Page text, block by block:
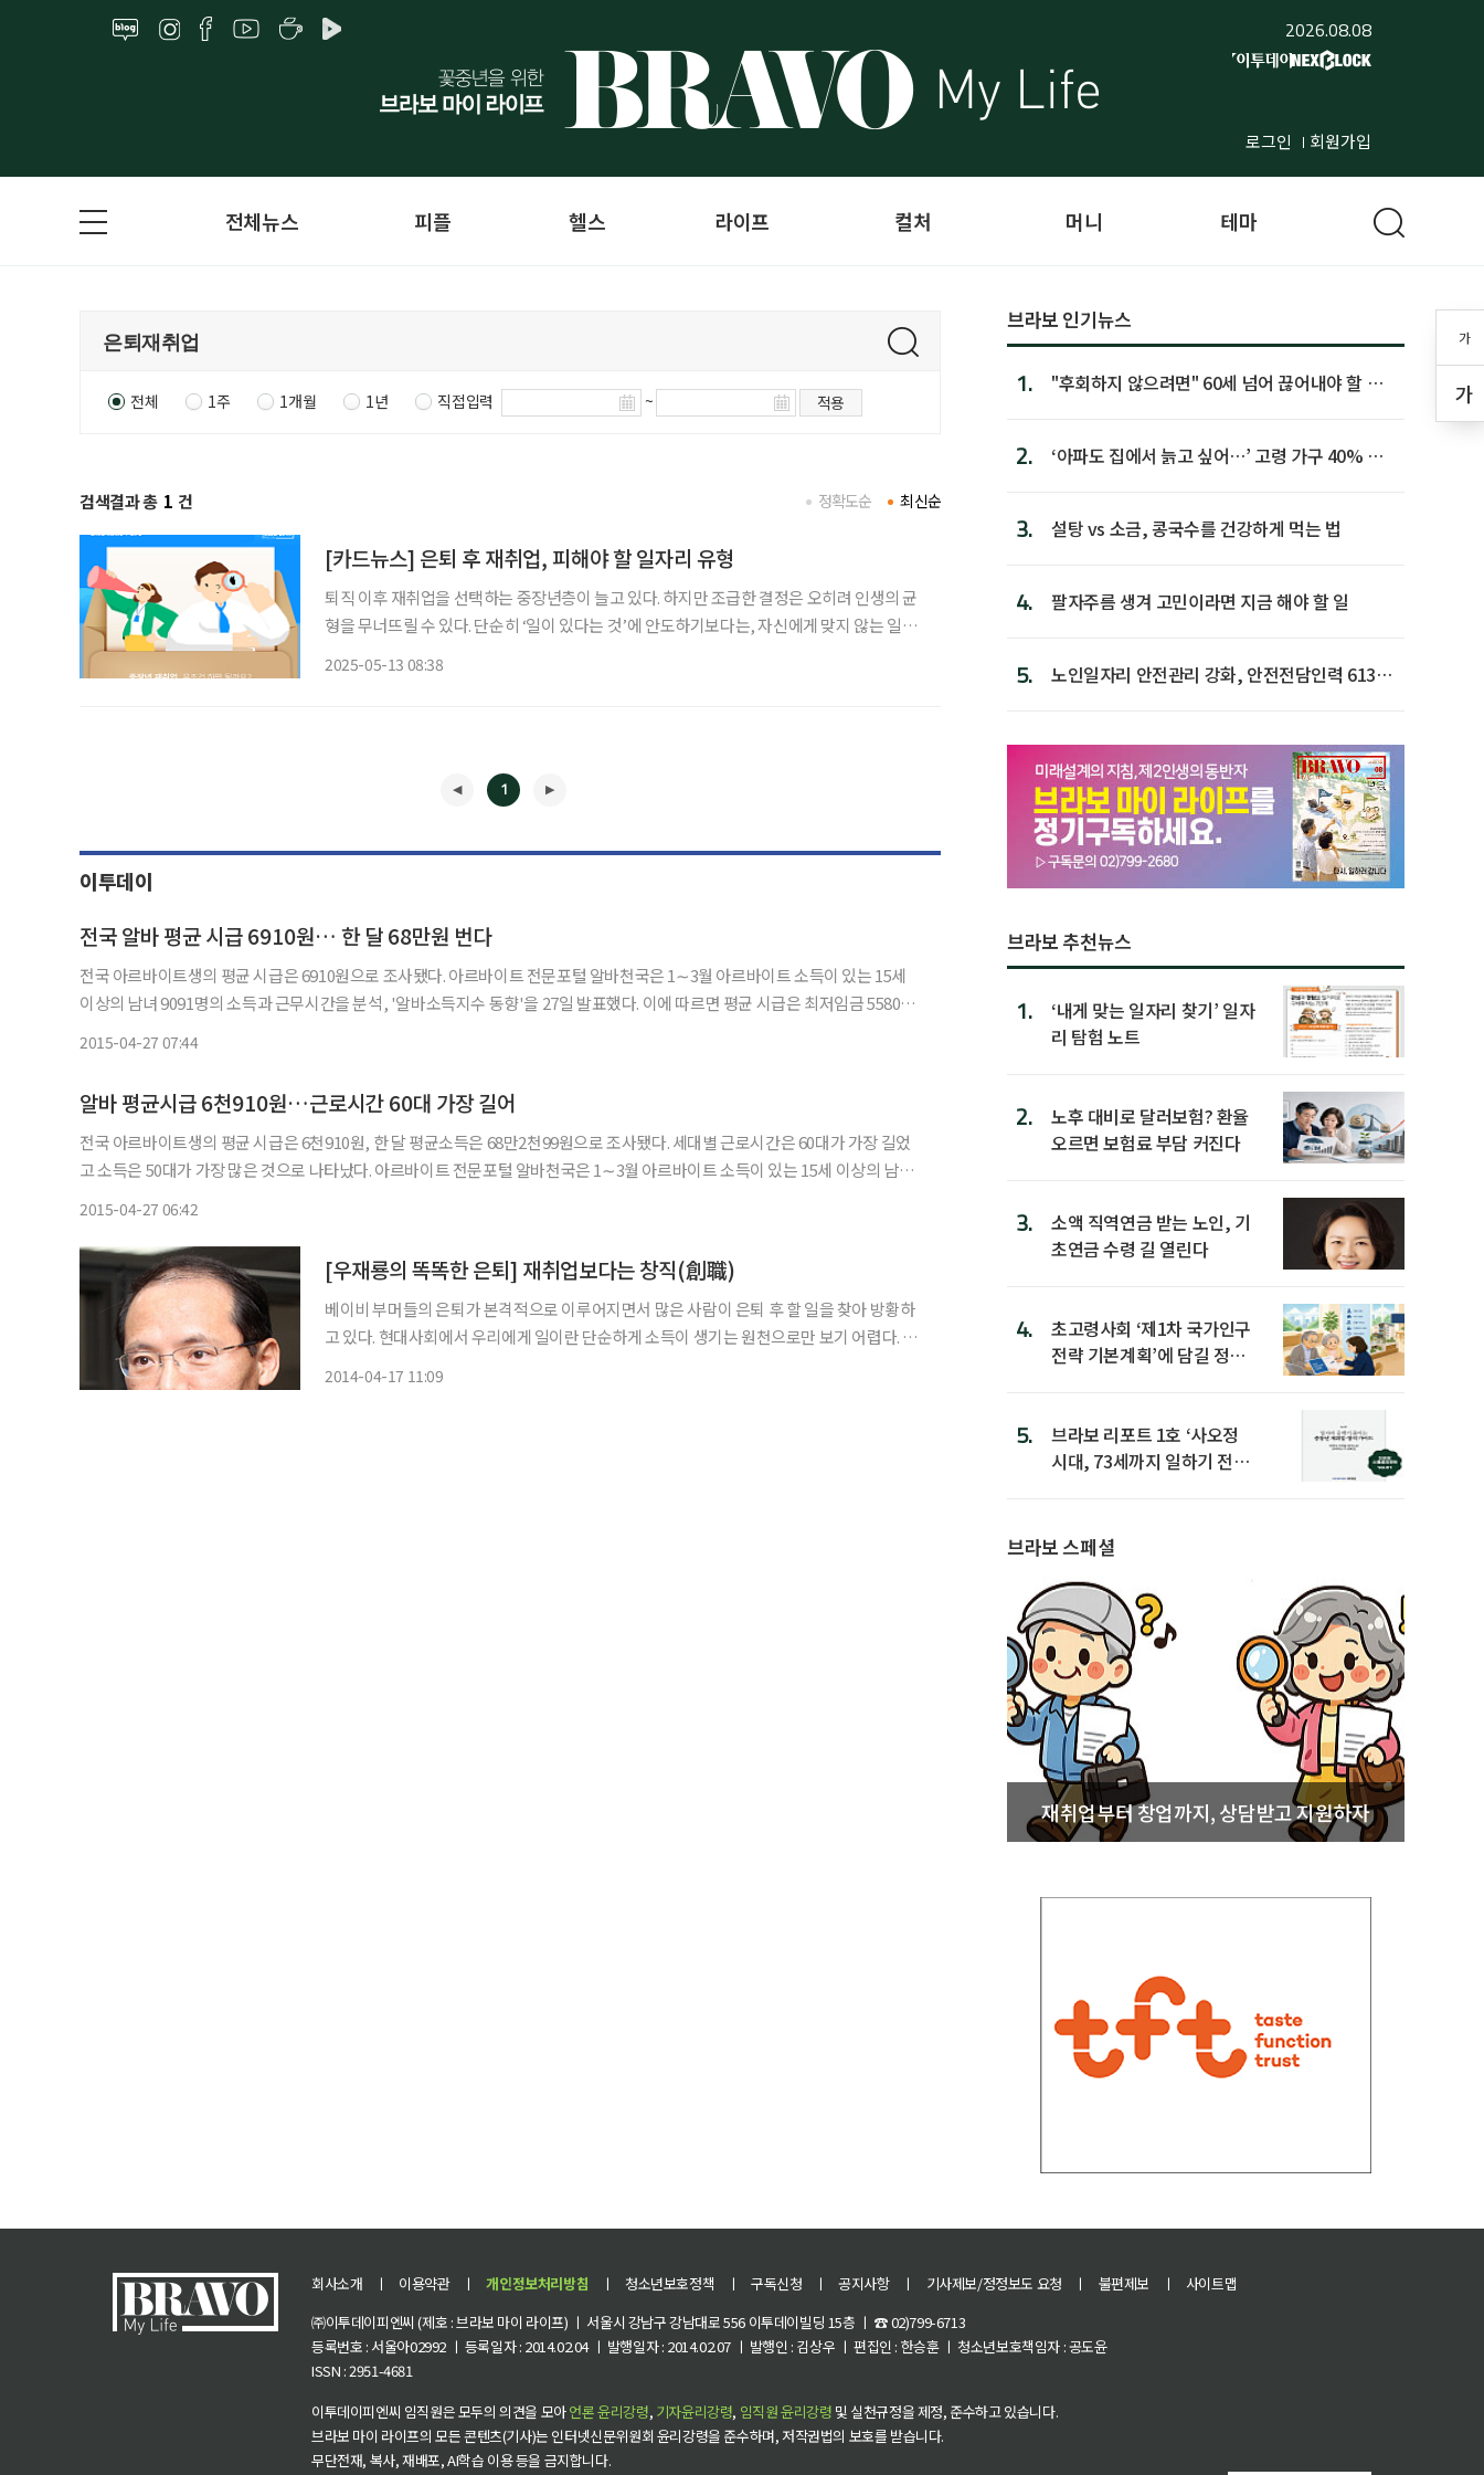
2026.08.08
로그인 회원가입
가
가
전체뉴스 피플 헬스 라이프 컬처 머니 테마
전체 1주 1개월 1년 직접입력 ~ 적용
검색결과 총 1 건 최신순
정확도순
[카드뉴스] 은퇴 후 재취업, 피해야 할 일자리 유형
퇴직 이후 재취업을 선택하는 중장년층이 늘고 있다. 하지만 조급한 결정은 오히려 인생의 균
형을 무너뜨릴 수 있다. 단순히 ‘일이 있다는 것’에 안도하기보다는, 자신에게 맞지 않는 일자
2025-05-13 08:38
1
이투데이
전국 알바 평균 시급 6910원… 한 달 68만원 번다
전국 아르바이트생의 평균 시급은 6910원으로 조사됐다. 아르바이트 전문포털 알바천국은 1∼3월 아르바이트 소득이 있는 15세
이상의 남녀 9091명의 소득과 근무시간을 분석, '알바소득지수 동향'을 27일 발표했다. 이에 따르면 평균 시급은 최저임금 5580원
2015-04-27 07:44
알바 평균시급 6천910원…근로시간 60대 가장 길어
전국 아르바이트생의 평균 시급은 6천910원, 한 달 평균소득은 68만2천99원으로 조사됐다. 세대별 근로시간은 60대가 가장 길었
고 소득은 50대가 가장 많은 것으로 나타났다. 아르바이트 전문포털 알바천국은 1∼3월 아르바이트 소득이 있는 15세 이상의 남녀
2015-04-27 06:42
[우재룡의 똑똑한 은퇴] 재취업보다는 창직(創職)
베이비 부머들의 은퇴가 본격적으로 이루어지면서 많은 사람이 은퇴 후 할 일을 찾아 방황하
고 있다. 현대사회에서 우리에게 일이란 단순하게 소득이 생기는 원천으로만 보기 어렵다. 일
2014-04-17 11:09
브라보 인기뉴스
1.
"후회하지 않으려면" 60세 넘어 끊어내야 할 사
2.
‘아파도 집에서 늙고 싶어…’ 고령 가구 40% 노
3. 설탕 vs 소금, 콩국수를 건강하게 먹는 법
4. 팔자주름 생겨 고민이라면 지금 해야 할 일
5.
노인일자리 안전관리 강화, 안전전담인력 613명
브라보 추천뉴스
1.
‘내게 맞는 일자리 찾기’ 일자
리 탐험 노트
2.
노후 대비로 달러보험? 환율
오르면 보험료 부담 커진다
3.
소액 직역연금 받는 노인, 기
초연금 수령 길 열린다
4.
초고령사회 ‘제1차 국가인구
전략 기본계획’에 담길 정책
5.
브라보 리포트 1호 ‘사오정
시대, 73세까지 일하기 전략’
브라보 스페셜
재취업부터 창업까지, 상담받고 지원하자
회사소개 ㅣ 이용약관 ㅣ 개인정보처리방침 ㅣ 청소년보호정책 ㅣ 구독신청 ㅣ 공지사항 ㅣ 기사제보/정정보도 요청 ㅣ 불편제보 ㅣ
사이트맵
㈜이투데이피엔씨 (제호 : 브라보 마이 라이프) ㅣ 서울시 강남구 강남대로 556 이투데이빌딩 15층 ㅣ ☎ 02)799-6713
등록번호 : 서울아02992 ㅣ 등록일자 : 2014.02.04 ㅣ 발행일자 : 2014.02.07 ㅣ 발행인 : 김상우 ㅣ 편집인 : 한승훈 ㅣ 청소년보호책임자 : 공도윤
ISSN : 2951-4681
이투데이피엔씨 임직원은 모두의 의견을 모아언론 윤리강령, 기자윤리강령, 임직원 윤리강령 및 실천규정을 제정, 준수하고 있습니다.
브라보 마이 라이프의 모든 콘텐츠(기사)는 인터넷신문위원회 윤리강령을 준수하며, 저작권법의 보호를 받습니다.
무단전재, 복사, 재배포, AI학습 이용 등을 금지합니다.